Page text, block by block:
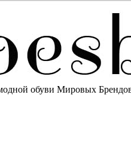
обуви Мировых